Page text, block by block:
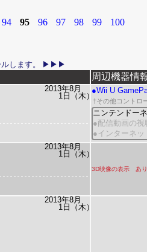
94 95 96 97 98 99 100
周辺機器情
2013年8月
1日（木）
●Wii U
†その他コントロ
ニンテンドー
●配信動画の視
●インターネ
2013年8月
1日（木）
3D映像の表示 あり
2013年8月
1日（木）